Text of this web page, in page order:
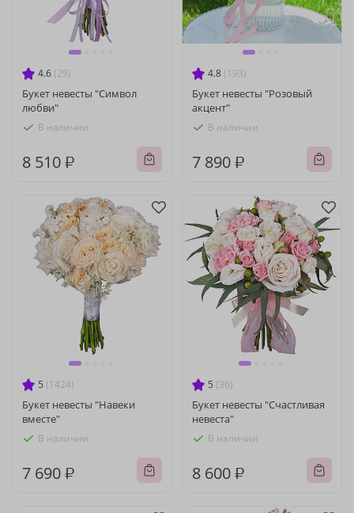
4.6 (29)
Букет невесты "Символ
любви"
В наличии
8 510 ₽
4.8 (193)
Букет невесты "Розовый
акцент"
В наличии
7 890 ₽
5 (1424)
Букет невесты "Навеки
вместе"
В наличии
7 690 ₽
5 (36)
Букет невесты "Счастливая
невеста"
В наличии
8 600 ₽